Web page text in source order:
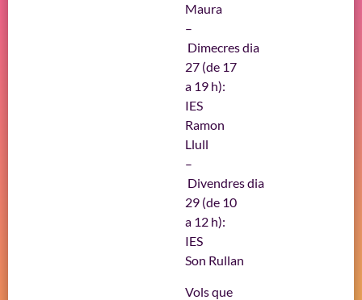
Maura
–
Dimecres dia
27 (de 17
a 19 h):
IES
Ramon
Llull
–
Divendres dia
29 (de 10
a 12 h):
IES
Son Rullan
Vols que